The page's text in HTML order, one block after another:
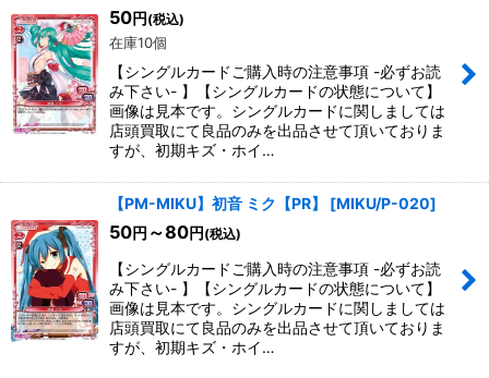
50円 (税込)
在庫10個
【シングルカードご購入時の注意事項 -必ずお読
み下さい- 】【シングルカードの状態について】
画像は見本です。シングルカードに関しましては
店頭買取にて良品のみを出品させて頂いておりま
すが、初期キズ・ホイ…
【PM-MIKU】初音 ミク【PR】 [MIKU/P-020]
50円 ～80円 (税込)
【シングルカードご購入時の注意事項 -必ずお読
み下さい- 】【シングルカードの状態について】
画像は見本です。シングルカードに関しましては
店頭買取にて良品のみを出品させて頂いておりま
すが、初期キズ・ホイ…